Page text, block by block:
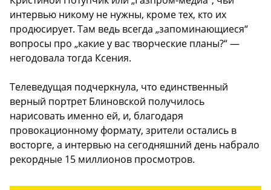
интервью никому не нужны, кроме тех, кто их
продюсирует. Там ведь всегда „запоминающиеся“
вопросы про „какие у вас творческие планы?“ —
негодовала тогда Ксения.
Телеведущая подчеркнула, что единственный
верный портрет Блиновской получилось
нарисовать именно ей, и, благодаря
провокационному формату, зрители остались в
восторге, а интервью на сегодняшний день набрало
рекордные 15 миллионов просмотров.